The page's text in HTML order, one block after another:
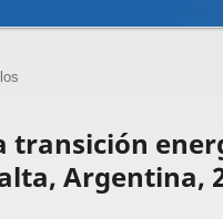
transición
Argentina,